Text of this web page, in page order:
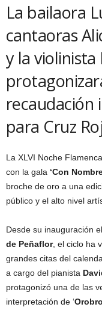
La bailaora
cantaoras
y la violinista
recaudación
para Cruz
La XLVI Noche
con la gala ‘Con
broche de oro a una
público y el alto nivel
Desde su inauguración
de Peñaflor, el ciclo ha
grandes citas del
a cargo del pianista
protagonizó una de las
interpretación de ‘